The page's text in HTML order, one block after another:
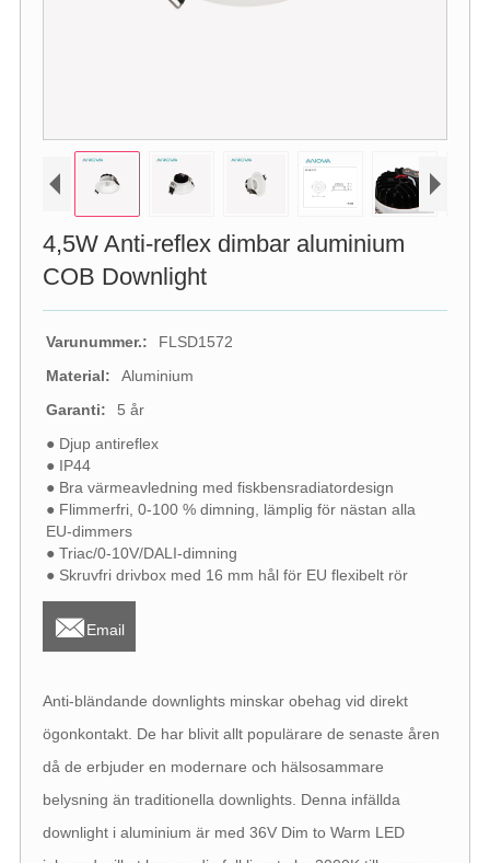
4,5W Anti-reflex dimbar aluminium
COB Downlight
Varunummer.:
FLSD1572
Material:
Aluminium
Garanti:
5 år
● Djup antireflex
● IP44
● Bra värmeavledning med fiskbensradiatordesign
● Flimmerfri, 0-100 % dimning, lämplig för nästan alla
EU-dimmers
● Triac/0-10V/DALI-dimning
● Skruvfri drivbox med 16 mm hål för EU flexibelt rör
Email
Anti-bländande downlights minskar obehag vid direkt
ögonkontakt. De har blivit allt populärare de senaste åren
då de erbjuder en modernare och hälsosammare
belysning än traditionella downlights. Denna infällda
downlight i aluminium är med 36V Dim to Warm LED